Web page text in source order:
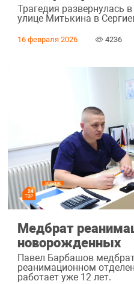
Трагедия развернулась
улице Митькина в
16 февраля 2026 4236
Медбрат
новорожденных
Павел Барбашов
реанимационном
работает уже 12 лет.